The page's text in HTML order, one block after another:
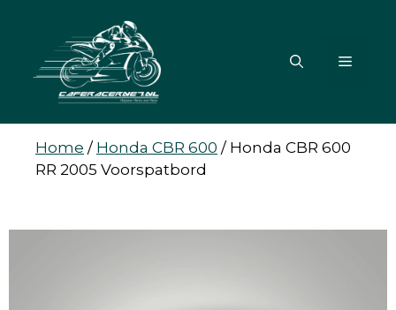
inhoud
MENU
Home / Honda CBR 600 / Honda CBR 600
RR 2005 Voorspatbord